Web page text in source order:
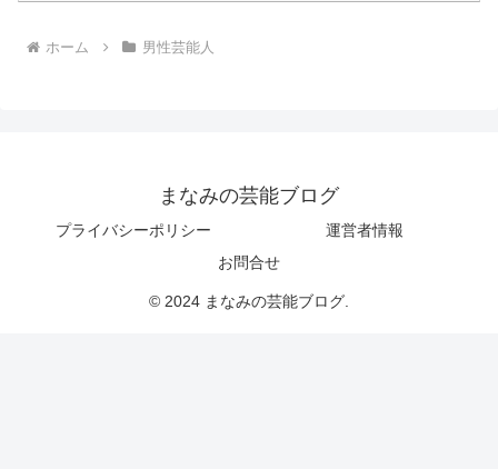
ホーム 男性芸能人
まなみの芸能ブログ
プライバシーポリシー
運営者情報
お問合せ
© 2024 まなみの芸能ブログ.